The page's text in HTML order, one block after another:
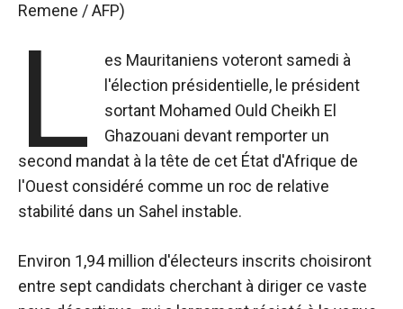
Remene / AFP)
L
es Mauritaniens voteront samedi à
l'élection présidentielle, le président
sortant Mohamed Ould Cheikh El
Ghazouani devant remporter un
second mandat à la tête de cet État d'Afrique de
l'Ouest considéré comme un roc de relative
stabilité dans un Sahel instable.
Environ 1,94 million d'électeurs inscrits choisiront
entre sept candidats cherchant à diriger ce vaste